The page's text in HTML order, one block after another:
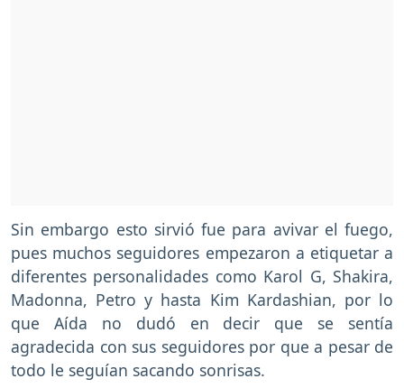
Sin embargo esto sirvió fue para avivar el fuego,
pues muchos seguidores empezaron a etiquetar a
diferentes personalidades como Karol G, Shakira,
Madonna, Petro y hasta Kim Kardashian, por lo
que Aída no dudó en decir que se sentía
agradecida con sus seguidores por que a pesar de
todo le seguían sacando sonrisas.